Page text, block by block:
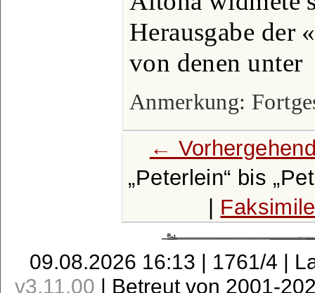
Herausgabe der
von denen unter
Anmerkung:
←
Peterlein
bis
| Faksimile
09.08.2026 16:13 | 1761/4 |
v3.11.00 | Betreut von 2001-